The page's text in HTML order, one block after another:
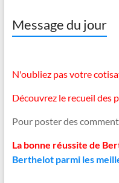
Message du jour
N'oubliez pas votre
Découvrez le recueil des
Pour poster des
La bonne réussite de
Berthelot parmi les